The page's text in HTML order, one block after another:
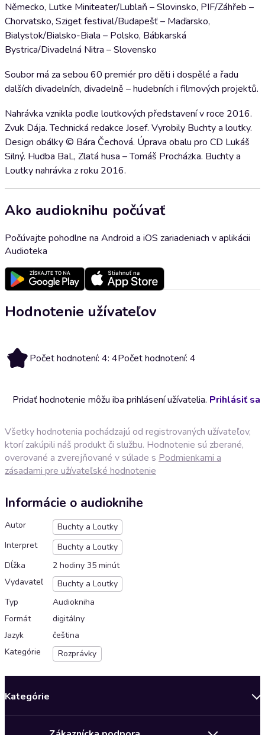
Německo, Lutke Miniteater/Lublaň – Slovinsko, PIF/Záhřeb –
Chorvatsko, Sziget festival/Budapešť – Maďarsko,
Bialystok/Bialsko-Biala – Polsko, Bábkarská
Bystrica/Divadelná Nitra – Slovensko
Soubor má za sebou 60 premiér pro děti i dospělé a řadu
dalších divadelních, divadelně – hudebních i filmových projektů.
Nahrávka vznikla podle loutkových představení v roce 2016.
Zvuk Dája. Technická redakce Josef. Vyrobily Buchty a loutky.
Design obálky © Bára Čechová. Úprava obalu pro CD Lukáš
Silný. Hudba BaL, Zlatá husa – Tomáš Procházka. Buchty a
Loutky nahrávka z roku 2016.
Ako audioknihu počúvať
Počúvajte pohodlne na Android a iOS zariadeniach v aplikácii
Audioteka
Hodnotenie užívateľov
4 Počet hodnotení: 4: 4Počet hodnotení: 4
Pridať hodnotenie môžu iba prihlásení užívatelia. Prihlásiť sa
Všetky hodnotenia pochádzajú od registrovaných užívateľov,
ktorí zakúpili náš produkt či službu. Hodnotenie sú zberané,
overované a zverejňované v súlade s Podmienkami a
zásadami pre užívateľské hodnotenie
Informácie o audioknihe
Autor
Buchty a Loutky
Interpret
Buchty a Loutky
Dĺžka
2 hodiny 35 minút
Vydavateľ
Buchty a Loutky
Typ
Audiokniha
Formát
digitálny
Jazyk
čeština
Kategórie
Rozprávky
Kategórie